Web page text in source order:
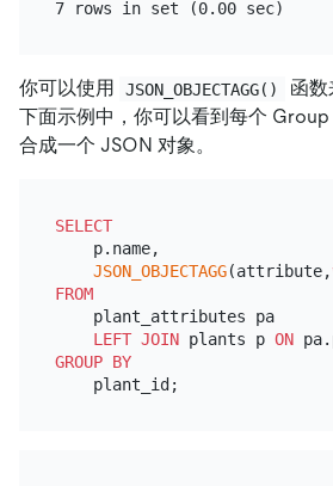
你可以使用 JSON_OBJECTAGG()
函
下面示例中，你可以看到每个
合成一个 JSON 对象。
SELECT
    p.name,
JSON_OBJECTAGG(attribute,
FROM
    plant_attributes pa
LEFT JOIN plants p ON
GROUP BY